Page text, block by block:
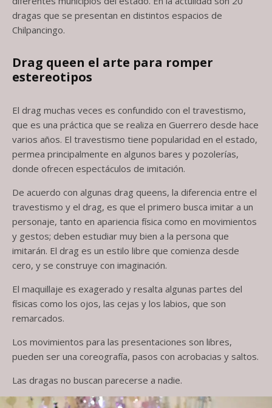
dragas que se presentan en distintos espacios de
Chilpancingo.
Drag queen el arte para romper
estereotipos
El drag muchas veces es confundido con el travestismo,
que es una práctica que se realiza en Guerrero desde hace
varios años. El travestismo tiene popularidad en el estado,
permea principalmente en algunos bares y pozolerías,
donde ofrecen espectáculos de imitación.
De acuerdo con algunas drag queens, la diferencia entre el
travestismo y el drag, es que el primero busca imitar a un
personaje, tanto en apariencia física como en movimientos
y gestos; deben estudiar muy bien a la persona que
imitarán. El drag es un estilo libre que comienza desde
cero, y se construye con imaginación.
El maquillaje es exagerado y resalta algunas partes del
físicas como los ojos, las cejas y los labios, que son
remarcados.
Los movimientos para las presentaciones son libres,
pueden ser una coreografía, pasos con acrobacias y saltos.
Las dragas no buscan parecerse a nadie.